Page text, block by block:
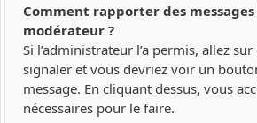
Comment rapporter des messages
modérateur ?
Si l’administrateur l’a permis, allez
signaler et vous devriez voir un
message. En cliquant dessus, vous
nécessaires pour le faire.